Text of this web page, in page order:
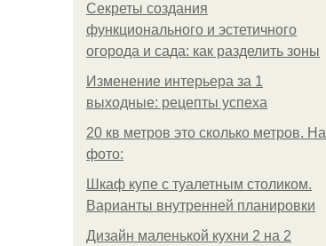
Секреты создания
функционального и эстетичного
огорода и сада: как разделить зоны
Изменение интерьера за 1
выходные: рецепты успеха
20 кв метров это сколько метров. На
фото:
Шкаф купе с туалетным столиком.
Варианты внутренней планировки
Дизайн маленькой кухни 2 на 2